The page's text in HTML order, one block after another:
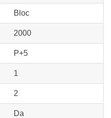
Bloc
2000
P+5
1
2
Da